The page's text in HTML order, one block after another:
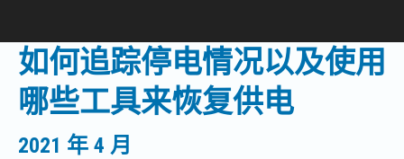
如何追踪停电情况以及使用
哪些工具来恢复供电
2021 年 4 月